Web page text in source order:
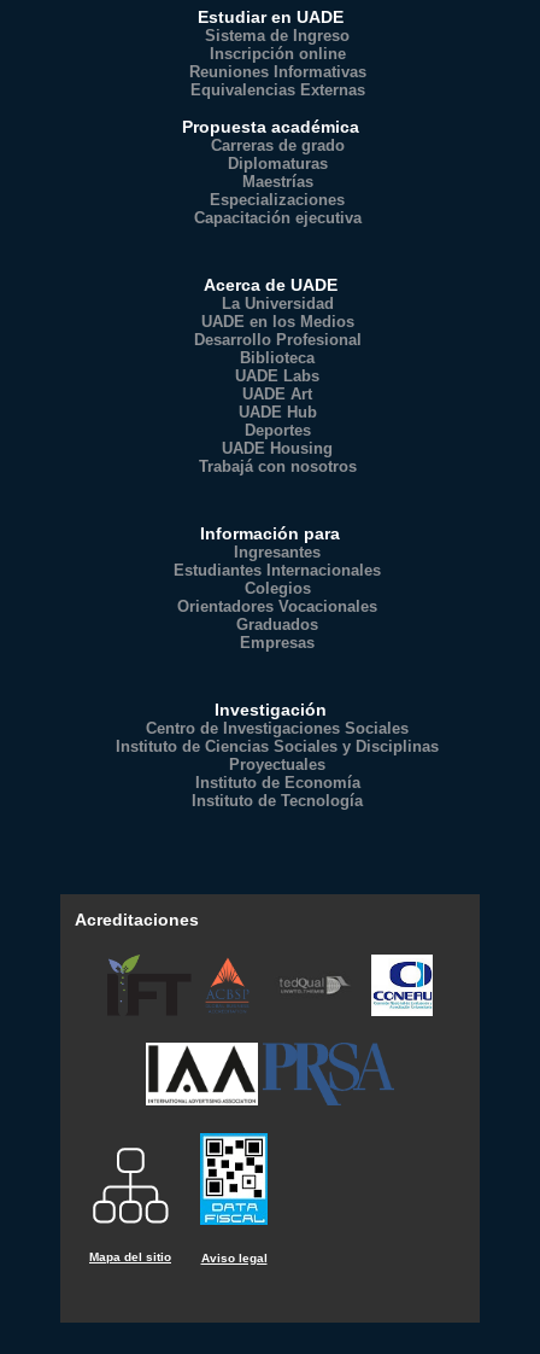
Estudiar en UADE
Sistema de Ingreso
Inscripción online
Reuniones Informativas
Equivalencias Externas
Propuesta académica
Carreras de grado
Diplomaturas
Maestrías
Especializaciones
Capacitación ejecutiva
Acerca de UADE
La Universidad
UADE en los Medios
Desarrollo Profesional
Biblioteca
UADE Labs
UADE Art
UADE Hub
Deportes
UADE Housing
Trabajá con nosotros
Información para
Ingresantes
Estudiantes Internacionales
Colegios
Orientadores Vocacionales
Graduados
Empresas
Investigación
Centro de Investigaciones Sociales
Instituto de Ciencias Sociales y Disciplinas
Proyectuales
Instituto de Economía
Instituto de Tecnología
Acreditaciones
Mapa del sitio Aviso legal